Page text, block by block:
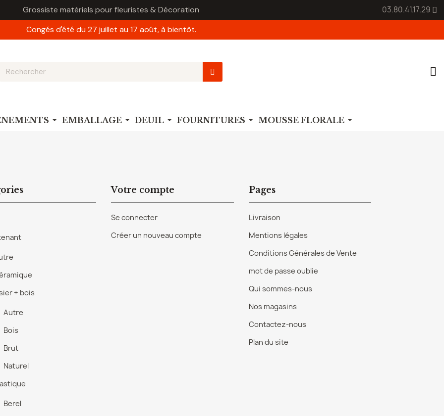
Grossiste matériels pour fleuristes & Décoration
03.80.41.17.29
Congés d'été du 27 juillet au 17 août, à bientôt.
EMBALLAGE DEUIL FOURNITURES MOUSSE FLORALE
+ bois
Autre
Bois
Brut
Naturel
Berel
Votre compte
Se connecter
Créer un nouveau compte
Pages
Livraison
Mentions légales
Conditions Générales de Vente
mot de passe oublie
Qui sommes-nous
Nos magasins
Contactez-nous
Plan du site